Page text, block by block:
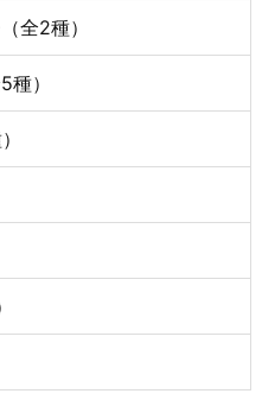
全2種）
）